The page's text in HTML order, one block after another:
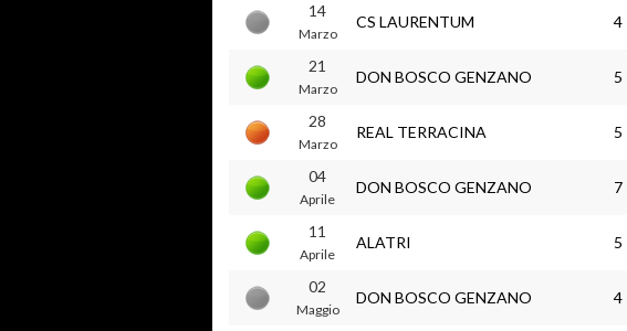
14
Marzo
CS LAURENTUM 4
21
Marzo
DON BOSCO GENZANO 5
28
Marzo
REAL TERRACINA 5
04
Aprile
DON BOSCO GENZANO 7
11
Aprile
ALATRI 5
02
Maggio
DON BOSCO GENZANO 4